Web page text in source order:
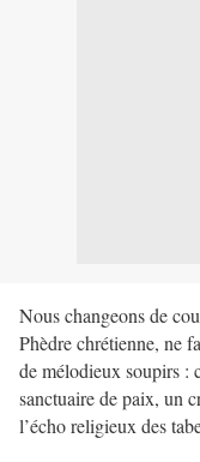
Nous changeons de
Phèdre chrétienne, ne
de mélodieux soupirs :
sanctuaire de paix, un
l’écho religieux des